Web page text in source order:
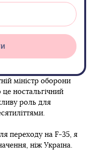
міністр оборони
ностальгічний
роль для
переходу на F-35, я
ніж Україна.